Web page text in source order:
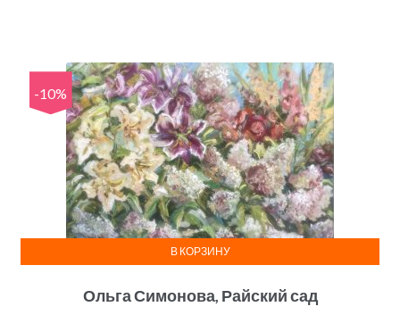
-10%
Ольга Симонова, Райский сад
В КОРЗИНУ